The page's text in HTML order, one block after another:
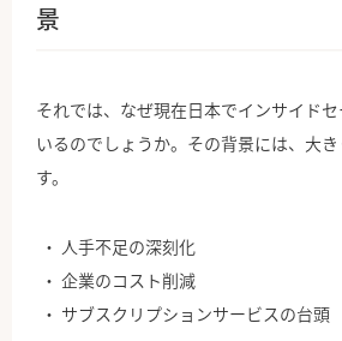
景
それでは、なぜ現在日本でインサイド
いるのでしょうか。その背景には、大
す。
人手不足の深刻化
企業のコスト削減
サブスクリプションサービスの台頭